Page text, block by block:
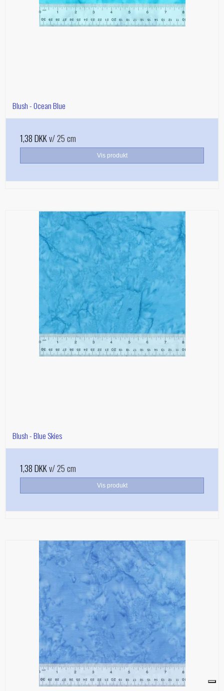
Blush - Ocean Blue
1,38 DKKv/ 25 cm
Vis produkt
Blush - Blue Skies
1,38 DKKv/ 25 cm
Vis produkt